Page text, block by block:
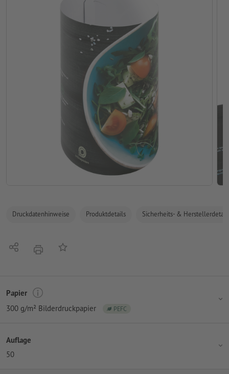
Druckdatenhinweise Produktdetails Sicherheits- &
Teilen DruckenAuf die Merkliste
Papier
300 g/m² Bilderdruckpapier
PEFC
Auflage
50